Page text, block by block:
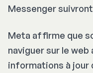
Messenger
Meta affirme que
naviguer sur le
informations à jour